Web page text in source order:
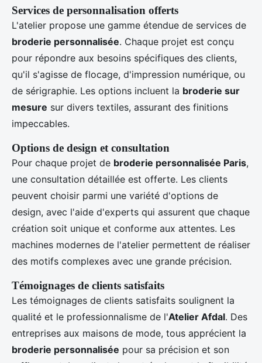
Services de personnalisation offerts
L'atelier propose une gamme étendue de services de
broderie personnalisée. Chaque projet est conçu
pour répondre aux besoins spécifiques des clients,
qu'il s'agisse de flocage, d'impression numérique, ou
de sérigraphie. Les options incluent la broderie sur
mesure sur divers textiles, assurant des finitions
impeccables.
Options de design et consultation
Pour chaque projet de broderie personnalisée Paris,
une consultation détaillée est offerte. Les clients
peuvent choisir parmi une variété d'options de
design, avec l'aide d'experts qui assurent que chaque
création soit unique et conforme aux attentes. Les
machines modernes de l'atelier permettent de réaliser
des motifs complexes avec une grande précision.
Témoignages de clients satisfaits
Les témoignages de clients satisfaits soulignent la
qualité et le professionnalisme de l'Atelier Afdal. Des
entreprises aux maisons de mode, tous apprécient la
broderie personnalisée pour sa précision et son